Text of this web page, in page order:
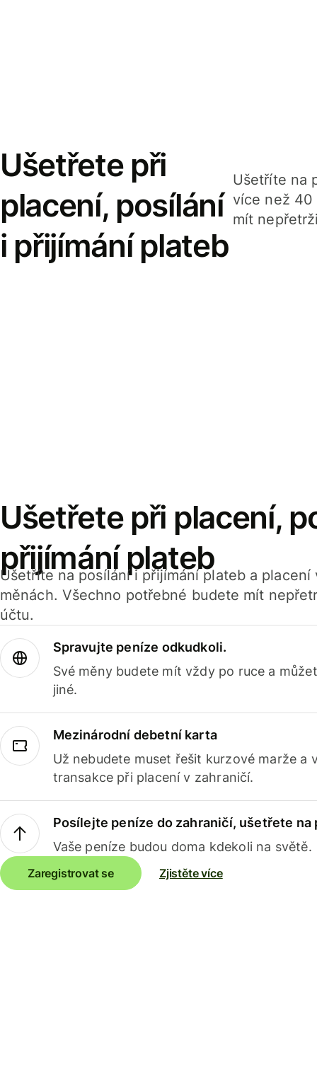
Ušetřete při
placení, posílání
i přijímání plateb
Ušetříte na
více než 40
mít
Ušetřete při placení,
přijímání plateb
Ušetříte na posílání i přijímání plateb a
měnách. Všechno potřebné budete mít
účtu.
Spravujte peníze odkudkoli.
Své měny budete mít vždy po ruce a
jiné.
Mezinárodní debetní karta
Už nebudete muset řešit kurzové marže a
transakce při placení v zahraničí.
Posílejte peníze do zahraničí, ušetřete na
Vaše peníze budou doma kdekoli na světě.
Zaregistrovat se Zjistěte více